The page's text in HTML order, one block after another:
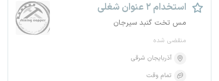
استخدام ۲ عنوان شغلی
مس تخت گنبد سیرجان
منقضی شده
آذربایجان شرقی
تمام وقت